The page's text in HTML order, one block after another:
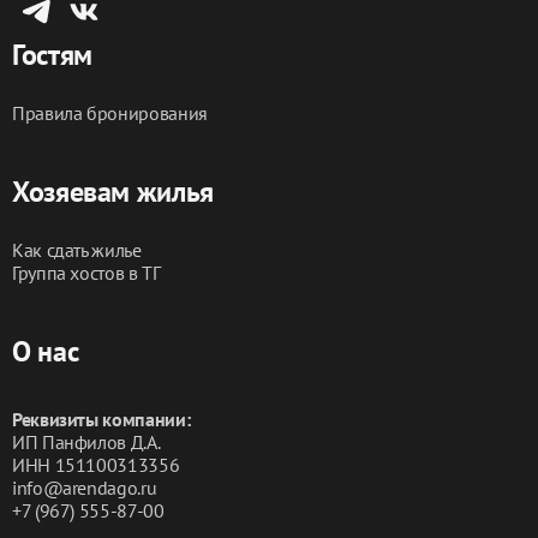
Гостям
Правила бронирования
Хозяевам жилья
Как сдать жилье
Группа хостов в ТГ
О нас
Реквизиты компании:
ИП Панфилов Д.А.
ИНН 151100313356
info@arendago.ru
+7 (967) 555-87-00